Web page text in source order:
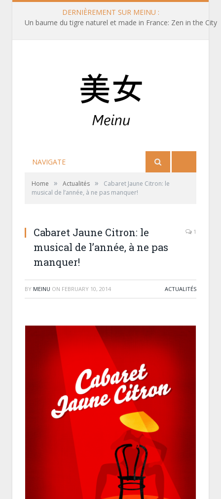
DERNIÈREMENT SUR MEINU :
Queue de cheval basse sur le côté
NAVIGATE
Home » Actualités »
Cabaret Jaune Citron: le
musical de l’année, à ne pas manquer!
Cabaret Jaune Citron: le
musical de l’année, à ne pas
manquer!
1
BY MEINU ON FEBRUARY 10, 2014 ACTUALITÉS